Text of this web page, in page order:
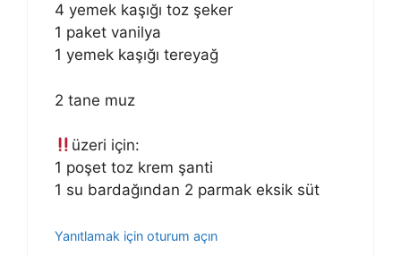
4 yemek kaşığı toz şeker
1 paket vanilya
1 yemek kaşığı tereyağ
2 tane muz
üzeri için:
1 poşet toz krem şanti
1 su bardağından 2 parmak eksik süt
Yanıtlamak için oturum açın